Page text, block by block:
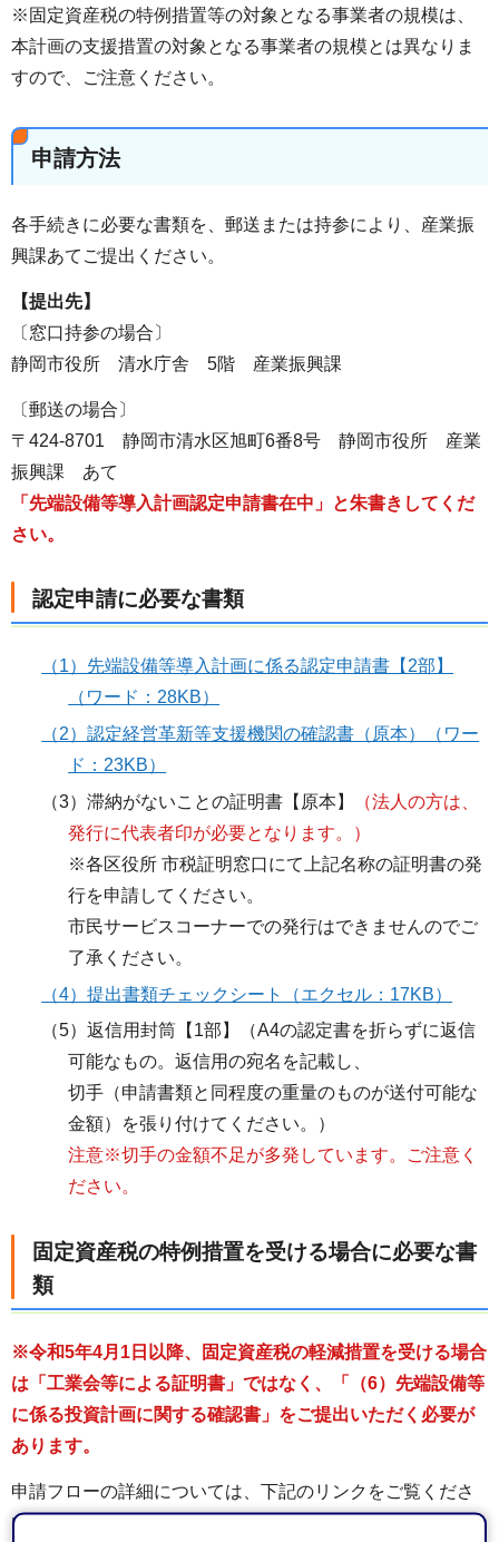
※固定資産税の特例措置等の対象となる事業者の規模は、
本計画の支援措置の対象となる事業者の規模とは異なりま
すので、ご注意ください。
申請方法
各手続きに必要な書類を、郵送または持参により、産業振
興課あてご提出ください。
【提出先】
〔窓口持参の場合〕
静岡市役所 清水庁舎 5階 産業振興課
〔郵送の場合〕
〒424-8701 静岡市清水区旭町6番8号 静岡市役所 産業
振興課 あて
「先端設備等導入計画認定申請書在中」と朱書きしてくだ
さい。
認定申請に必要な書類
（1）先端設備等導入計画に係る認定申請書【2部】
（ワード：28KB）
（2）認定経営革新等支援機関の確認書（原本）（ワー
ド：23KB）
（3）滞納がないことの証明書【原本】
（法人の方は、
発行に代表者印が必要となります。）
※各区役所 市税証明窓口にて上記名称の証明書の発
行を申請してください。
市民サービスコーナーでの発行はできませんのでご
了承ください。
（4）提出書類チェックシート（エクセル：17KB）
（5）返信用封筒【1部】（A4の認定書を折らずに返信
可能なもの。返信用の宛名を記載し、
切手（申請書類と同程度の重量のものが送付可能な
金額）を張り付けてください。）
注意※切手の金額不足が多発しています。ご注意く
ださい。
固定資産税の特例措置を受ける場合に必要な書
類
※令和5年4月1日以降、固定資産税の軽減措置を受ける場合
は「工業会等による証明書」ではなく、「（6）先端設備等
に係る投資計画に関する確認書」をご提出いただく必要が
あります。
申請フローの詳細については、下記のリンクをご覧くださ
い。